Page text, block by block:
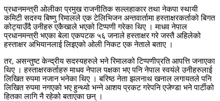
प्रधानमन्त्री ओलीका प्रमुख राजनीतिक सल्लहाकार तथा नेकपा स्थायी
कमिटी सदस्य बिष्णु रिमालले एक टेलिभिजन अन्तवार्तामा हस्ताक्षरकर्ताको बिगत
कोट्याउँदै उनीहरु एकैखाले भएको टिप्पणी गरेका थिए । माधव नेपाल
प्रधानमन्त्री भएका बेला एकपटक ५६ जनाले हस्ताक्षर गरे जस्तै अहिलेको
हस्ताक्षर अभियानलाई लिइएको ओली निकट एक नेताले बताए ।
तर, असन्तुष्ट केन्द्रीय सदस्यहरुले भने रिमालको टिप्पणीप्रति आपत्ति जनाएका
थिए । हस्ताक्षरकर्ताहरु माधव नेपाल पक्षका भए पनि नेपाल स्वयंले उनीहरुलाई
लिखित रुपमा नजान भनेका थिए । बरिष्ठ नेता झलनाथ खनाल लगायतले पनि
लिखित रुपमा नगएको भए हुन्थ्यो भन्ने आशय प्रकट गरेपनि एजेण्डा भने पार्टीको
हितका लागि नै रहेको बताएका छन् ।